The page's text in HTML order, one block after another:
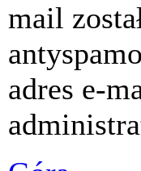
mail
adres e-